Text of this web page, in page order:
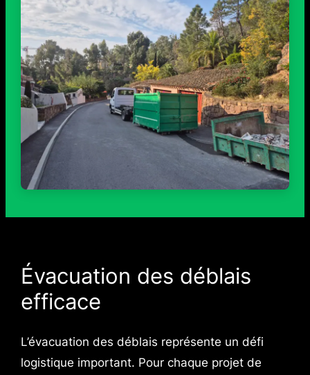
Évacuation des déblais
efficace
L’évacuation des déblais représente un défi
logistique important. Pour chaque projet de